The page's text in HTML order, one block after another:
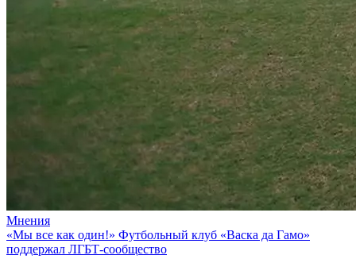
Мнения
«Мы все как один!» Футбольный клуб «Васка да Гамо»
поддержал ЛГБТ-сообщество